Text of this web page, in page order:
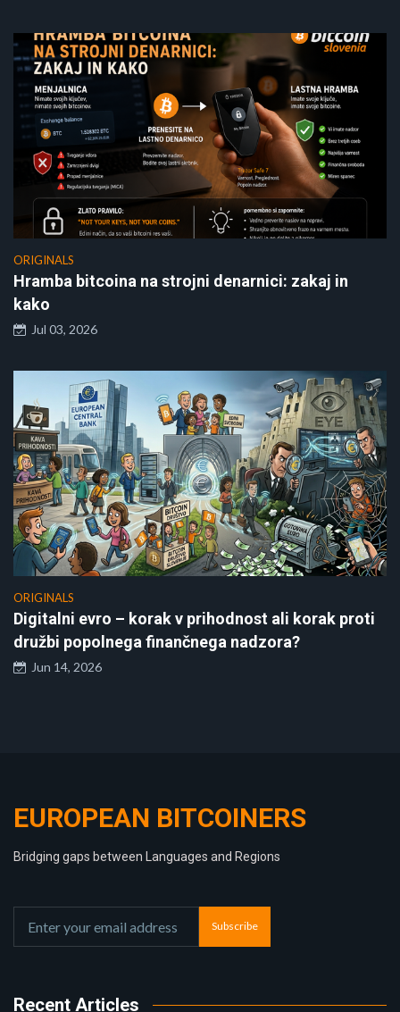
ORIGINALS
Hramba bitcoina na strojni denarnici: zakaj in
kako
Jul 03, 2026
ORIGINALS
Digitalni evro – korak v prihodnost ali korak proti
družbi popolnega finančnega nadzora?
Jun 14, 2026
EUROPEAN BITCOINERS
Bridging gaps between Languages and Regions
Subscribe
Recent Articles